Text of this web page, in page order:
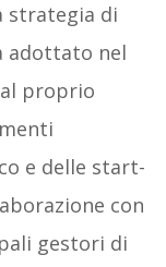
strategia di
adottato nel
proprio
e delle start-
con
gestori di